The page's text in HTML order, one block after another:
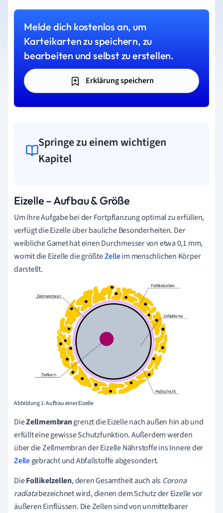
Melde dich kostenlos an, um
Karteikarten zu speichern, zu
bearbeiten und selbst zu erstellen.
Erklärung speichern
Springe zu einem wichtigen
Kapitel
Eizelle – Aufbau & Größe
Um ihre Aufgabe bei der Fortpflanzung optimal zu erfüllen,
verfügt die Eizelle über bauliche Besonderheiten. Der
weibliche Gamet hat einen Durchmesser von etwa 0,1 mm,
womit die Eizelle die größteZelleim menschlichen Körper
darstellt.
Abbildung 1: Aufbau einer Eizelle
DieZellmembrangrenzt die Eizelle nach außen hin ab und
erfüllt eine gewisse Schutzfunktion. Außerdem werden
über die Zellmembran der Eizelle Nährstoffe ins Innere der
Zellegebracht und Abfallstoffe abgesondert.
DieFollikelzellen, deren Gesamtheit auch als Corona
radiatabezeichnet wird, dienen dem Schutz der Eizelle vor
äußeren Einflüssen. Die Zellen sind von unmittelbarer